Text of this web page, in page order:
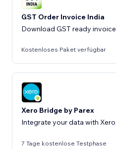
GST Order Invoice India
Download GST ready invoice
Kostenloses Paket verfügbar
Xero Bridge by Parex
Integrate your data with Xero
7 Tage kostenlose Testphase